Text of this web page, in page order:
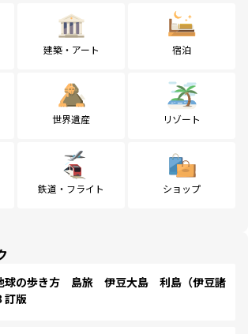
建築・アート 宿泊
世界遺産 リゾート
鉄道・フライト ショップ
球の歩き方 島旅 伊豆大島 利島（伊豆諸
版